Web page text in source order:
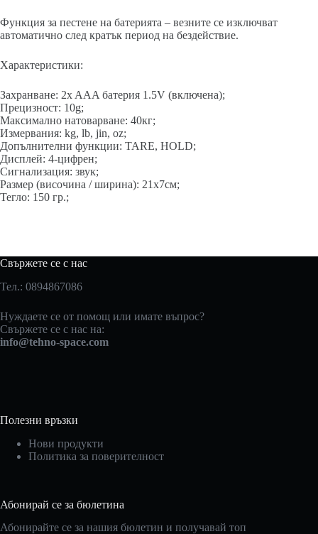
Функция за пестене на батерията – везните се изключват
автоматично след кратък период на бездействие.
Характеристики:
Захранване: 2x AAA батерия 1.5V (включена);
Прецизност: 10g;
Максимално натоварване: 40кг;
Измервания: kg, lb, jin, oz;
Допълнителни функции: TARE, HOLD;
Дисплей: 4-цифрен;
Сигнализация: звук;
Размер (височина / ширина): 21х7см;
Тегло: 150 гр.;
Свържете се с нас
Тел.: 0894867086
Нуждаете се от помощ или имате въпрос?
Свържете се с нас на:
info@tehno-space.com
Полезни връзки
Нови продукти
Политика за поверителност
Абонирай се за бюлетина
Абонирайте се за нашия бюлетин и получавай топ